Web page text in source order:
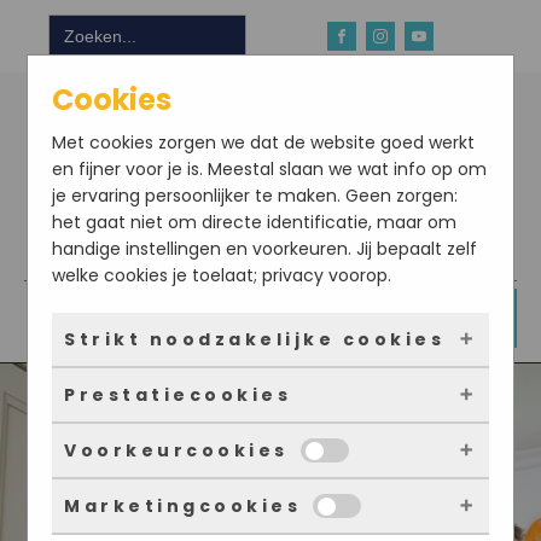
Zoek
naar:
Download hier onze app
Cookies
Met cookies zorgen we dat de website goed werkt
en fijner voor je is. Meestal slaan we wat info op om
je ervaring persoonlijker te maken. Geen zorgen:
het gaat niet om directe identificatie, maar om
handige instellingen en voorkeuren. Jij bepaalt zelf
welke cookies je toelaat; privacy voorop.
Strikt noodzakelijke cookies
Deze cookies zorgen ervoor dat de website
überhaupt werkt. Ze zijn dus altijd actief en
kunnen niet worden uitgezet. Meestal worden
ze alleen geplaatst als jij iets doet, zoals
inloggen, een formulier invullen of je
Prestatiecookies
Met deze cookies zien we hoe vaak onze site
bezocht wordt, waar bezoekers vandaan
komen en welke pagina’s populair zijn. Zo
Voorkeurcookies
Deze cookies onthouden jouw voorkeuren.
Marketingcookies